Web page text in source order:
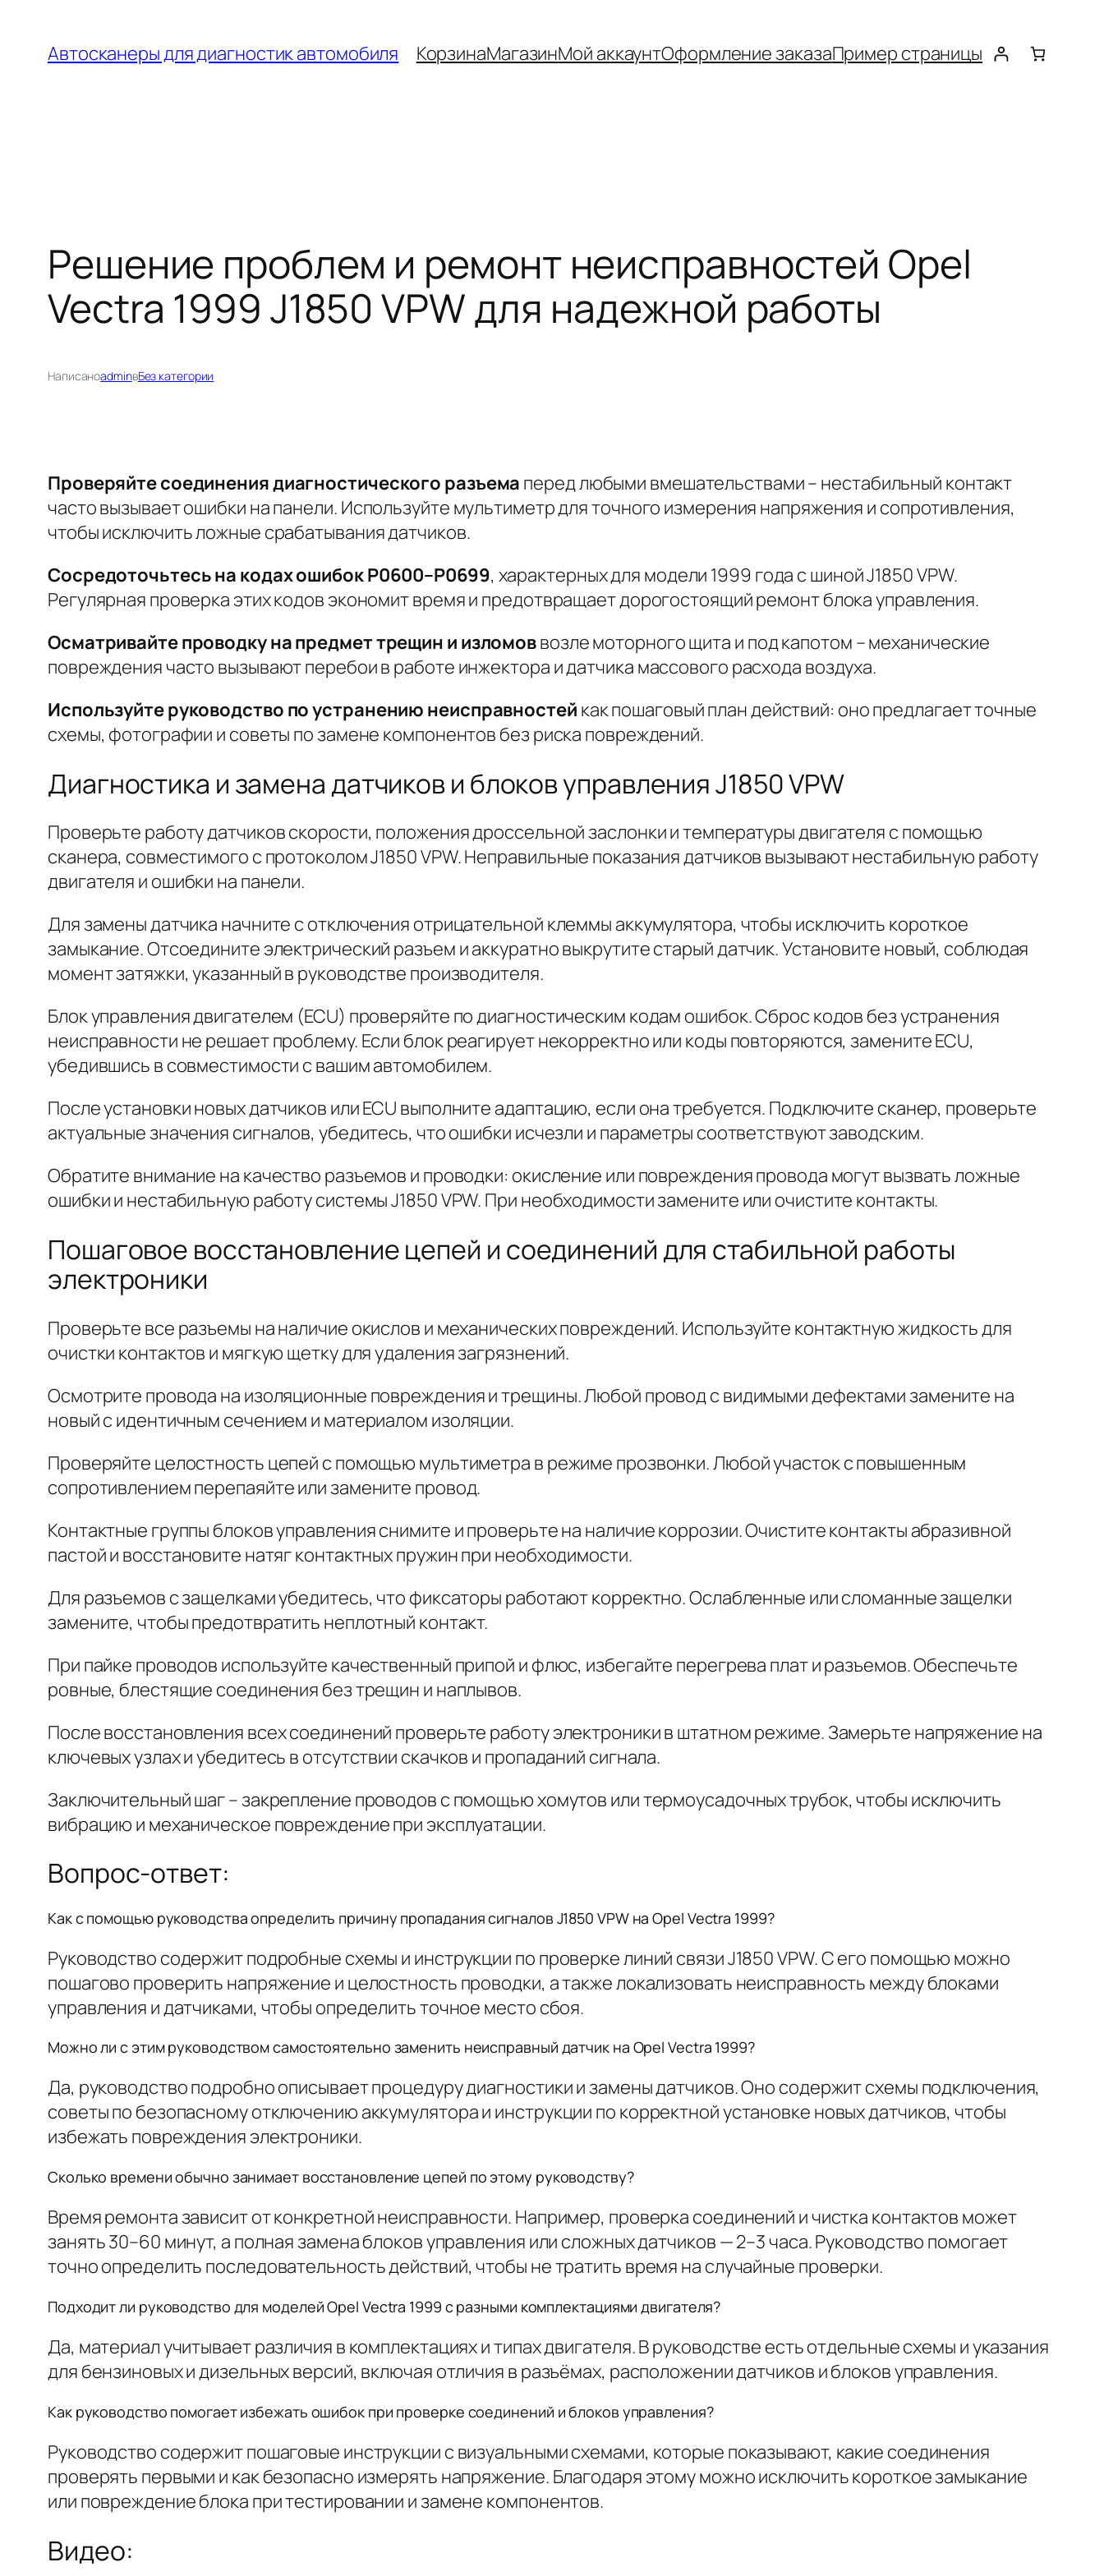
содержимому
Автосканеры для диагностик автомобиля КорзинаМагазинМой аккаунтОформление заказаПример страницы
Решение проблем и ремонт неисправностей Opel
Vectra 1999 J1850 VPW для надежной работы
НаписаноadminвБез категории
Проверяйте соединения диагностического разъема перед любыми вмешательствами – нестабильный контакт
часто вызывает ошибки на панели. Используйте мультиметр для точного измерения напряжения и сопротивления,
чтобы исключить ложные срабатывания датчиков.
Сосредоточьтесь на кодах ошибок P0600–P0699, характерных для модели 1999 года с шиной J1850 VPW.
Регулярная проверка этих кодов экономит время и предотвращает дорогостоящий ремонт блока управления.
Осматривайте проводку на предмет трещин и изломоввозле моторного щита и под капотом –механические
повреждения часто вызывают перебои в работе инжектора и датчика массового расхода воздуха.
Используйте руководство по устранению неисправностей как пошаговый план действий: оно предлагаетточные
схемы, фотографии и советы по замене компонентов без риска повреждений.
Диагностика и замена датчиков и блоков управления J1850 VPW
Проверьте работу датчиков скорости, положения дроссельной заслонки и температуры двигателя с помощью
сканера, совместимого с протоколом J1850 VPW. Неправильные показания датчиков вызывают нестабильную работу
двигателя и ошибки на панели.
Для замены датчика начните с отключения отрицательной клеммы аккумулятора, чтобы исключить короткое
замыкание. Отсоедините электрический разъем и аккуратно выкрутите старый датчик. Установите новый, соблюдая
момент затяжки, указанный в руководстве производителя.
Блок управления двигателем (ECU) проверяйте по диагностическим кодам ошибок. Сброс кодов без устранения
неисправности не решает проблему. Если блок реагирует некорректно или коды повторяются, замените ECU,
убедившись в совместимости с вашим автомобилем.
После установки новых датчиков или ECU выполните адаптацию, если она требуется. Подключите сканер, проверьте
актуальные значения сигналов, убедитесь, что ошибки исчезли и параметры соответствуют заводским.
Обратите внимание на качество разъемов и проводки: окисление или повреждения провода могут вызвать ложные
ошибки и нестабильную работу системы J1850 VPW. При необходимости замените или очистите контакты.
Пошаговое восстановление цепей и соединений для стабильной работы
электроники
Проверьте все разъемы на наличие окислов и механических повреждений. Используйте контактную жидкость для
очистки контактов и мягкую щетку для удаления загрязнений.
Осмотрите провода на изоляционные повреждения и трещины. Любой провод с видимыми дефектами замените на
новый с идентичным сечением и материалом изоляции.
Проверяйте целостность цепей с помощью мультиметра в режиме прозвонки. Любой участок с повышенным
сопротивлением перепаяйте или замените провод.
Контактные группы блоков управления снимите и проверьте на наличие коррозии. Очистите контакты абразивной
пастой и восстановите натяг контактных пружин при необходимости.
Для разъемов с защелками убедитесь, что фиксаторы работают корректно. Ослабленные или сломанные защелки
замените, чтобы предотвратить неплотный контакт.
При пайке проводов используйте качественный припой и флюс, избегайте перегрева плат и разъемов. Обеспечьте
ровные, блестящие соединения без трещин и наплывов.
После восстановления всех соединений проверьте работу электроники в штатном режиме. Замерьте напряжение на
ключевых узлах и убедитесь в отсутствии скачков и пропаданий сигнала.
Заключительный шаг – закрепление проводов с помощью хомутов или термоусадочных трубок, чтобы исключить
вибрацию и механическое повреждение при эксплуатации.
Вопрос-ответ:
Как с помощью руководства определить причину пропадания сигналов J1850 VPW на Opel Vectra 1999?
Руководство содержит подробные схемы и инструкции по проверке линий связи J1850 VPW. С его помощью можно
пошагово проверить напряжение и целостность проводки, а также локализовать неисправность между блоками
управления и датчиками, чтобы определить точное место сбоя.
Можно ли с этим руководством самостоятельно заменить неисправный датчик на Opel Vectra 1999?
Да, руководство подробно описывает процедуру диагностики и замены датчиков. Оно содержит схемы подключения,
советы по безопасному отключению аккумулятора и инструкции по корректной установке новых датчиков, чтобы
избежать повреждения электроники.
Сколько времени обычно занимает восстановление цепей по этому руководству?
Время ремонта зависит от конкретной неисправности. Например, проверка соединений и чистка контактов может
занять 30–60 минут, а полная замена блоков управления или сложных датчиков — 2–3 часа. Руководство помогает
точно определить последовательность действий, чтобы не тратить время на случайные проверки.
Подходит ли руководство для моделей Opel Vectra 1999 с разными комплектациями двигателя?
Да, материал учитывает различия в комплектациях и типах двигателя. В руководстве есть отдельные схемы и указания
для бензиновых и дизельных версий, включая отличия в разъёмах, расположении датчиков и блоков управления.
Как руководство помогает избежать ошибок при проверке соединений и блоков управления?
Руководство содержит пошаговые инструкции с визуальными схемами, которые показывают, какие соединения
проверять первыми и как безопасно измерять напряжение. Благодаря этому можно исключить короткое замыкание
или повреждение блока при тестировании и замене компонентов.
Видео: